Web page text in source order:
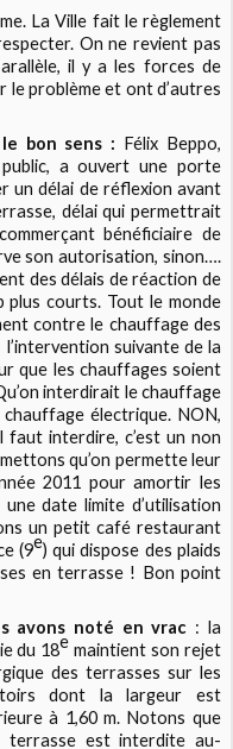
La Ville fait le règlement
On ne revient pas
il y a les forces de
le problème et ont d’autres
bon sens : Félix Beppo,
a ouvert une porte
un délai de réflexion avant
délai qui permettrait
bénéficiaire de
son autorisation, sinon….
des délais de réaction de
plus courts. Tout le monde
contre le chauffage des
suivante de la
que les chauffages soient
interdirait le chauffage
électrique. NON,
faut interdire, c’est un non
qu’on permette leur
2011 pour amortir les
date limite d’utilisation
un petit café restaurant
(9e) qui dispose des plaids
en terrasse ! Bon point
avons noté en vrac : la
du 18e maintient son rejet
des terrasses sur les
dont la largeur est
à 1,60 m. Notons que
terrasse est interdite au-